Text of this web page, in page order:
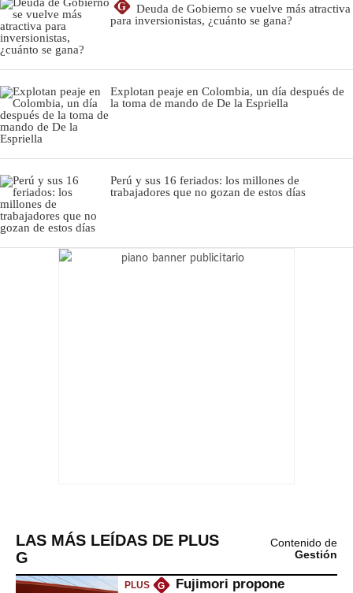
G
Deuda de Gobierno se vuelve más atractiva
para inversionistas, ¿cuánto se gana?
Explotan peaje en Colombia, un día después de
la toma de mando de De la Espriella
Perú y sus 16 feriados: los millones de
trabajadores que no gozan de estos días
LAS MÁS LEÍDAS DE PLUS
G
Contenido de
Gestión
PLUS G
Fujimori propone